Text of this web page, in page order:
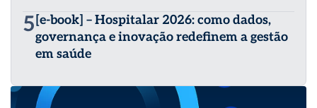
5 [e-book] – Hospitalar 2026: como dados,
governança e inovação redefinem a gestão
em saúde